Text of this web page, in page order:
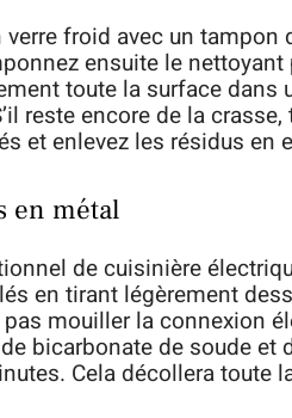
froid avec un tampon
ensuite le
toute la surface dans
reste encore de la
et enlevez les résidus en
en métal
de cuisinière
en tirant légèrement
mouiller la connexion
bicarbonate de soude et
Cela décollera toute